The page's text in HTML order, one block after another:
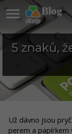
Blog

5 znaků,
Už dávno jsou
perem a papírkem